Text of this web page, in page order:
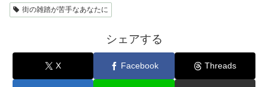
街の雑踏が苦手なあなたに
シェアする
X Facebook Threads